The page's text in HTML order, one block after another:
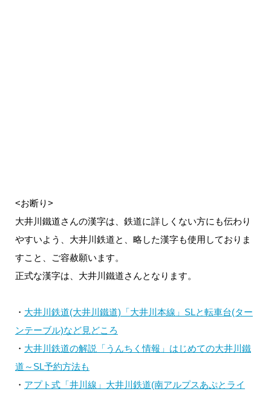
<お断り>
大井川鐵道さんの漢字は、鉄道に詳しくない方にも伝わり
やすいよう、大井川鉄道と、略した漢字も使用しておりま
すこと、ご容赦願います。
正式な漢字は、大井川鐵道さんとなります。
・ 大井川鉄道(大井川鐵道)「大井川本線」SLと転車台(ター
ンテーブル)など見どころ
・ 大井川鉄道の解説「うんちく情報」はじめての大井川鐵
道～SL予約方法も
・ アプト式「井川線」大井川鉄道(南アルプスあぷとライ